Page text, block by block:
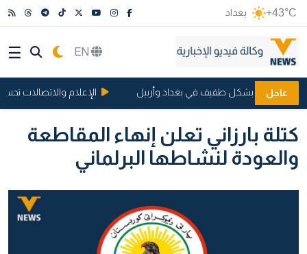
+43°C بغداد
عاجل
يتراجع بشكل طفيف في بغداد وأربيل الإعلام والاتصالات تحسم
كتلة بارزاني تعلن إنهاء المقاطعة
والعودة لنشاطها البرلماني